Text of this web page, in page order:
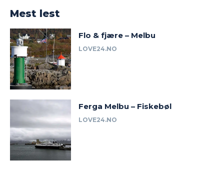
Mest lest
Flo & fjære – Melbu
LOVE24.NO
Ferga Melbu – Fiskebøl
LOVE24.NO